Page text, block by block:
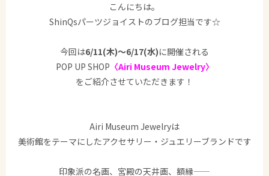
こんにちは。
ShinQsパーツジョイストのブログ担当です☆
今回は6/11(木)～6/17(水)に開催される
POP UP SHOP 〈Airi Museum Jewelry〉
をご紹介させていただきます！
Airi Museum Jewelryは
美術館をテーマにしたアクセサリー・ジュエリーブランドです
印象派の名画、宮殿の天井画、額縁——